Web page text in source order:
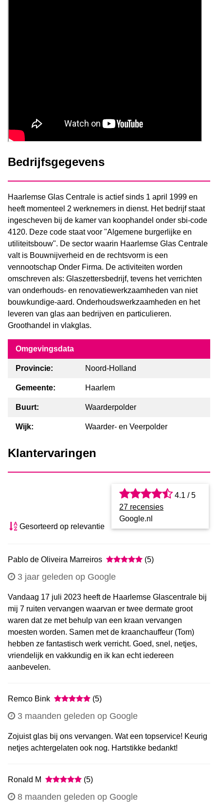
Bedrijfsgegevens
Haarlemse Glas Centrale is actief sinds 1 april 1999 en
heeft momenteel 2 werknemers in dienst. Het bedrijf staat
ingescheven bij de kamer van koophandel onder sbi-code
4120. Deze code staat voor "Algemene burgerlijke en
utiliteitsbouw". De sector waarin Haarlemse Glas Centrale
valt is Bouwnijverheid en de rechtsvorm is een
vennootschap Onder Firma. De activiteiten worden
omschreven als: Glaszettersbedrijf, tevens het verrichten
van onderhouds- en renovatiewerkzaamheden van niet
bouwkundige-aard. Onderhoudswerkzaamheden en het
leveren van glas aan bedrijven en particulieren.
Groothandel in vlakglas.
Omgevingsdata
Provincie: Noord-Holland
Gemeente: Haarlem
Buurt: Waarderpolder
Wijk: Waarder- en Veerpolder
Klantervaringen
Gesorteerd op relevantie
4.1 / 5
27 recensies
Google.nl
Pablo de Oliveira Marreiros (5)
3 jaar geleden op Google
Vandaag 17 juli 2023 heeft de Haarlemse Glascentrale bij
mij 7 ruiten vervangen waarvan er twee dermate groot
waren dat ze met behulp van een kraan vervangen
moesten worden. Samen met de kraanchauffeur (Tom)
hebben ze fantastisch werk verricht. Goed, snel, netjes,
vriendelijk en vakkundig en ik kan echt iedereen
aanbevelen.
Remco Bink (5)
3 maanden geleden op Google
Zojuist glas bij ons vervangen. Wat een topservice! Keurig
netjes achtergelaten ook nog. Hartstikke bedankt!
Ronald M (5)
8 maanden geleden op Google